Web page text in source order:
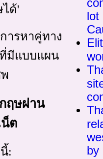
ได้'
ารหาคู่ทาง
มีแบบแผน
ฤษผ่าน
น็ต
:
lot
by